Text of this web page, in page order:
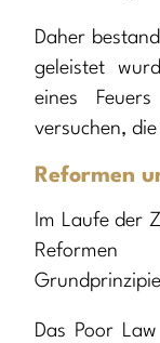
Daher
geleistet
eines
versuchen,
Reformen
Im Laufe der
Das Poor